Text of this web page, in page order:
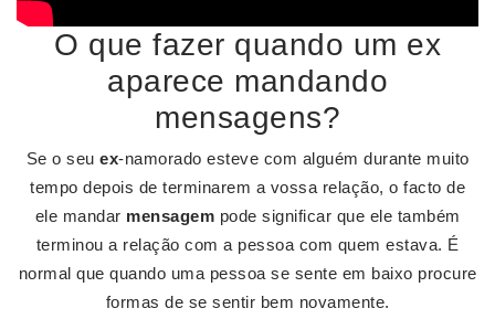
O que fazer quando um ex
aparece mandando
mensagens?
Se o seu ex-namorado esteve com alguém durante muito
tempo depois de terminarem a vossa relação, o facto de
ele mandar mensagem pode significar que ele também
terminou a relação com a pessoa com quem estava. É
normal que quando uma pessoa se sente em baixo procure
formas de se sentir bem novamente.